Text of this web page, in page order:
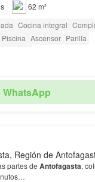
62 m²
Cocina integral
Piscina Ascensor Parilla
WhatsApp
Región de
partes de Antofagasta,